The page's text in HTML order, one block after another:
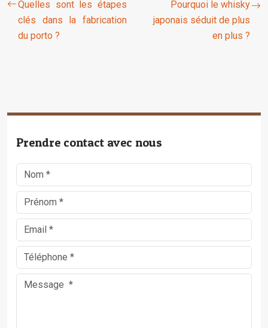
Quelles sont les étapes
clés dans la fabrication
du porto ?
Pourquoi le whisky
japonais séduit de plus
en plus ?
Prendre contact avec nous